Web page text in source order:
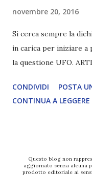
novembre 20, 2016
Si cerca sempre la
in carica per iniziare a
la questione UFO.
CONDIVIDI
POSTA
CONTINUA A LEGGERE
Questo blog non
aggiornato senza alcuna
prodotto editoriale ai